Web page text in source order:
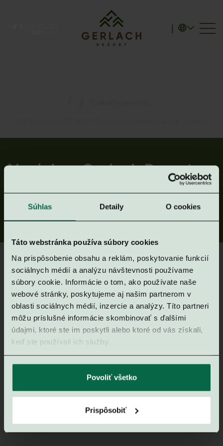
Súhlas Detaily O cookies
Táto webstránka používa súbory cookies
Na prispôsobenie obsahu a reklám, poskytovanie funkcií
sociálnych médií a analýzu návštevnosti používame
súbory cookie. Informácie o tom, ako používate naše
webové stránky, poskytujeme aj našim partnerom v
oblasti sociálnych médií, inzercie a analýzy. Títo partneri
môžu príslušné informácie skombinovať s ďalšími
údajmi, ktoré ste im poskytli alebo ktoré od vás získali,
keď ste používali ich služby.
Povoliť všetko
Prispôsobiť
Novinky z Gerlach Rezort
aj z Vysokých Tatier
Kontaktujte nás
pre vážny záujem
aj pre bližšie
informácie
Zaujal vás náš rezort v Gerlachove, priamo pod štítmi
Vysokých Tatier? Napíšte nám a my radi odpovieme na